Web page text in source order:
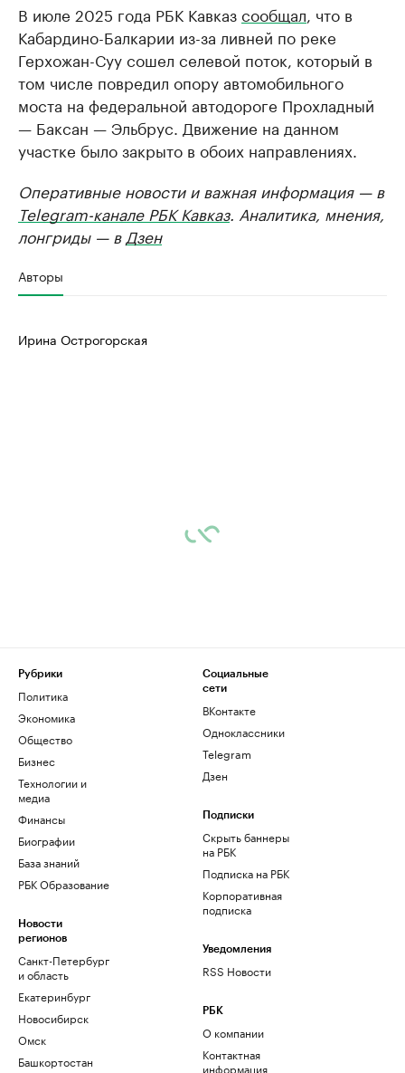
В июле 2025 года РБК Кавказсообщал , что в
Кабардино-Балкарии из-за ливней по реке
Герхожан-Суу сошел селевой поток, который в
том числе повредил опору автомобильного
моста на федеральной автодороге Прохладный
— Баксан — Эльбрус. Движение на данном
участке было закрыто в обоих направлениях.
Оперативные новости и важная информация — в
Telegram-канале РБК Кавказ. Аналитика, мнения,
лонгриды — в Дзен
Авторы
Ирина Острогорская
Рубрики
Политика
Экономика
Общество
Бизнес
Технологии и
медиа
Финансы
Биографии
База знаний
РБК Образование
Новости
регионов
Санкт-Петербург
и область
Екатеринбург
Новосибирск
Омск
Башкортостан
Социальные
сети
ВКонтакте
Одноклассники
Telegram
Дзен
Подписки
Скрыть баннеры
на РБК
Подписка на РБК
Корпоративная
подписка
Уведомления
RSS Новости
РБК
О компании
Контактная
информация